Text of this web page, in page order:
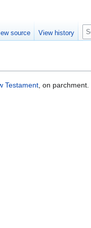
Testament, on parchment.
source View history
S
e
c
h